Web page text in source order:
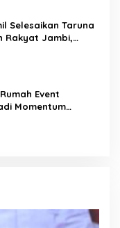
Selesaikan Taruna
Rakyat Jambi,
Event
Momentum